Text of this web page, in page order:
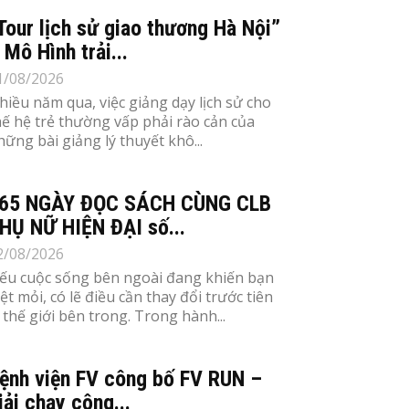
lịch sử giao thương Hà Nội”
Mô Hình trải...
08/2026
năm qua, việc giảng dạy lịch sử cho
hệ trẻ thường vấp phải rào cản của
bài giảng lý thuyết khô...
NGÀY ĐỌC SÁCH CÙNG CLB
NỮ HIỆN ĐẠI số...
08/2026
cuộc sống bên ngoài đang khiến bạn
mỏi, có lẽ điều cần thay đổi trước tiên
thế giới bên trong. Trong hành...
viện FV công bố FV RUN –
chạy cộng...